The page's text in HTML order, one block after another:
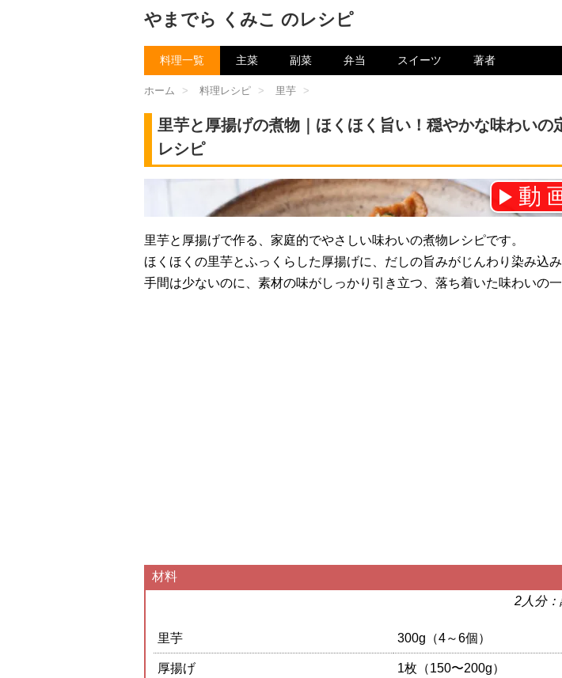
やまでら くみこ のレシピ
料理一覧 主菜 副菜 弁当 スイーツ 著者
ホーム > 料理レシピ > 里芋 >
里芋と厚揚げの煮物｜ほくほく旨い！穏やかな味わいの
レシピ
動
チャンネル登録をお願いします！⇒
里芋と厚揚げで作る、家庭的でやさしい味わいの煮物レシピです。
ほくほくの里芋とふっくらした厚揚げに、だしの旨みがじんわり染み込み
手間は少ないのに、素材の味がしっかり引き立つ、落ち着いた味わいの一
材料
2人分
里芋 300g（4～6個）
厚揚げ 1枚（150〜200g）